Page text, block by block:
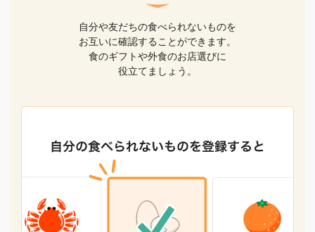
自分や友だちの食べられないものを
お互いに確認することができます。
食のギフトや外食のお店選びに
役立てましょう。